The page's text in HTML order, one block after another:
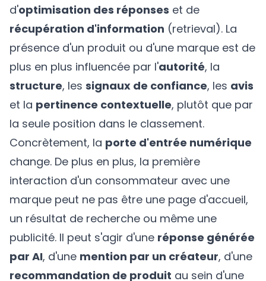
d'optimisation des réponses et de
récupération d'information (retrieval). La
présence d'un produit ou d'une marque est de
plus en plus influencée par l'autorité, la
structure, les signaux de confiance, les avis
et la pertinence contextuelle, plutôt que par
la seule position dans le classement.
Concrètement, la porte d'entrée numérique
change. De plus en plus, la première
interaction d'un consommateur avec une
marque peut ne pas être une page d'accueil,
un résultat de recherche ou même une
publicité. Il peut s'agir d'une réponse générée
par AI, d'une mention par un créateur, d'une
recommandation de produit au sein d'une